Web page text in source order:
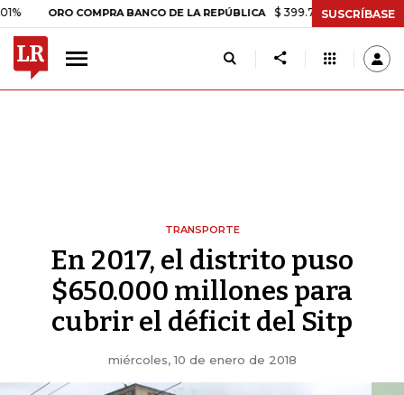
ORO COMPRA BANCO DE LA REPÚBLICA $ 399.745,16 +$ 2.295,71
SUSCRÍBASE
TRANSPORTE
En 2017, el distrito puso
$650.000 millones para
cubrir el déficit del Sitp
miércoles, 10 de enero de 2018